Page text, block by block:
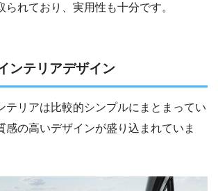
られており、実用性も十分です。
ンテリアデザイン
テリアは比較的シンプルにまとまってい
感の高いデザインが盛り込まれていま